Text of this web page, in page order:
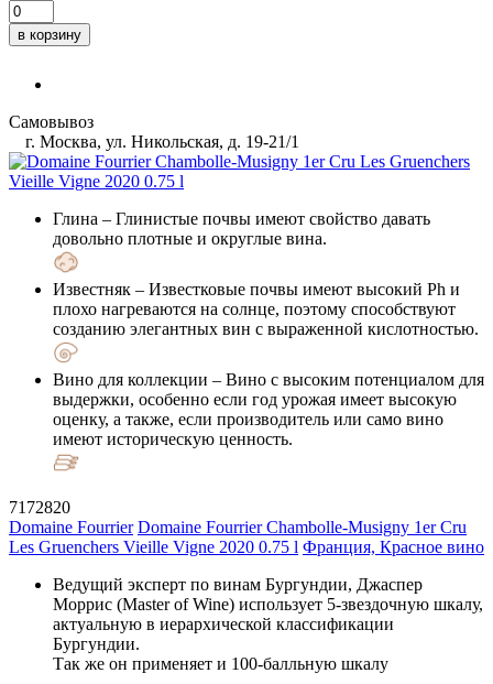
в корзину
Самовывоз
г. Москва, ул. Никольская, д. 19-21/1
Глина – Глинистые почвы имеют свойство давать
довольно плотные и округлые вина.
Известняк – Известковые почвы имеют высокий Ph и
плохо нагреваются на солнце, поэтому способствуют
созданию элегантных вин с выраженной кислотностью.
Вино для коллекции – Вино с высоким потенциалом для
выдержки, особенно если год урожая имеет высокую
оценку, а также, если производитель или само вино
имеют историческую ценность.
7172820
Domaine Fourrier Domaine Fourrier Chambolle-Musigny 1er Cru
Les Gruenchers Vieille Vigne 2020 0.75 l Франция, Красное вино
Ведущий эксперт по винам Бургундии, Джаспер
Моррис (Master of Wine) использует 5-звездочную шкалу,
актуальную в иерархической классификации
Бургундии.
Так же он применяет и 100-балльную шкалу